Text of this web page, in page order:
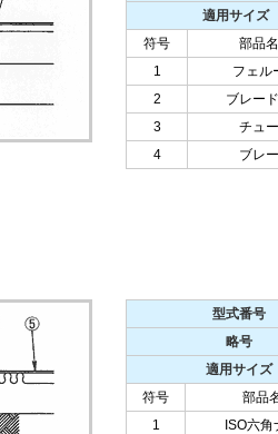
適用サイズ
符号
部品
1
フェル
2
ブレー
3
チュ
4
ブレ
型式番号
略号
適用サイズ
符号
部品
1
ISO六